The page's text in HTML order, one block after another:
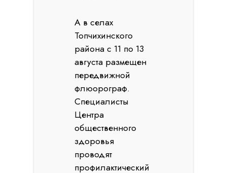
А в селах
Топчихинского
района с 11 по 13
августа размещен
передвижной
флюорограф.
Специалисты
Центра
общественного
здоровья
проводят
профилактический